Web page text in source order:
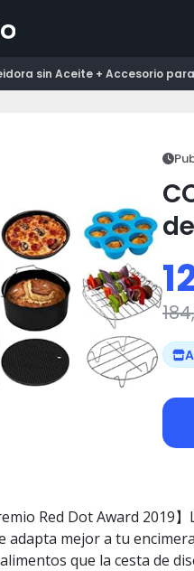
sin Aceite + Accesorio
Red Dot Award 2019
adapta mejor a tu
que la cesta de